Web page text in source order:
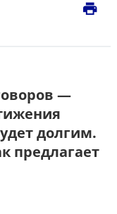
print
—
долгим.
предлагает